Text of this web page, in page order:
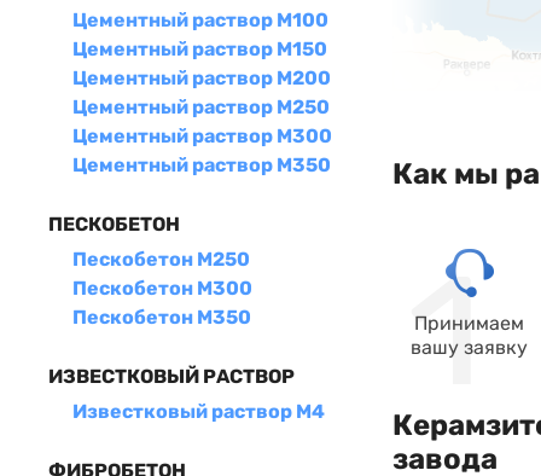
Цементный раствор М100
Цементный раствор М150
Цементный раствор М200
Цементный раствор М250
Цементный раствор М300
Цементный раствор М350
ПЕСКОБЕТОН
Пескобетон М250
Пескобетон М300
Пескобетон М350
ИЗВЕСТКОВЫЙ РАСТВОР
Известковый раствор М4
ФИБРОБЕТОН
Как мы
Принимаем
вашу заявку
завода